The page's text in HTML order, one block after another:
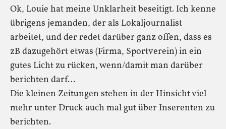
Ok, Louie hat meine Unklarheit beseitigt. Ich kenne
übrigens jemanden, der als Lokaljournalist
arbeitet, und der redet darüber ganz offen, dass es
zB dazugehört etwas (Firma, Sportverein) in ein
gutes Licht zu rücken, wenn/damit man darüber
berichten darf…
Die kleinen Zeitungen stehen in der Hinsicht viel
mehr unter Druck auch mal gut über Inserenten zu
berichten.